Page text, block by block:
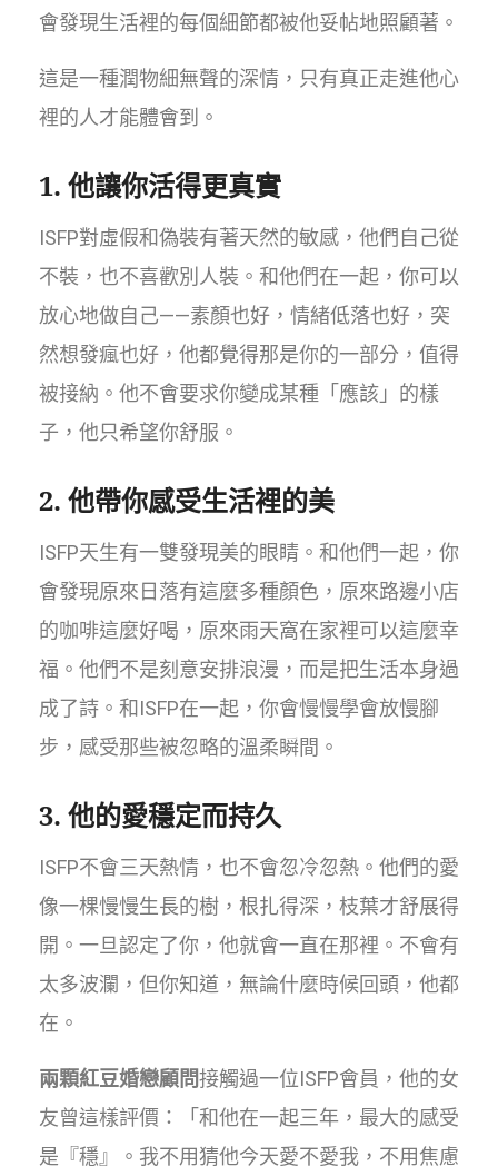
會發現生活裡的每個細節都被他妥帖地照顧著。
這是一種潤物細無聲的深情，只有真正走進他心
裡的人才能體會到。
1. 他讓你活得更真實
ISFP對虛假和偽裝有著天然的敏感，他們自己從
不裝，也不喜歡別人裝。和他們在一起，你可以
放心地做自己——素顏也好，情緒低落也好，突
然想發瘋也好，他都覺得那是你的一部分，值得
被接納。他不會要求你變成某種「應該」的樣
子，他只希望你舒服。
2. 他帶你感受生活裡的美
ISFP天生有一雙發現美的眼睛。和他們一起，你
會發現原來日落有這麼多種顏色，原來路邊小店
的咖啡這麼好喝，原來雨天窩在家裡可以這麼幸
福。他們不是刻意安排浪漫，而是把生活本身過
成了詩。和ISFP在一起，你會慢慢學會放慢腳
步，感受那些被忽略的溫柔瞬間。
3. 他的愛穩定而持久
ISFP不會三天熱情，也不會忽冷忽熱。他們的愛
像一棵慢慢生長的樹，根扎得深，枝葉才舒展得
開。一旦認定了你，他就會一直在那裡。不會有
太多波瀾，但你知道，無論什麼時候回頭，他都
在。
兩顆紅豆婚戀顧問接觸過一位ISFP會員，他的女
友曾這樣評價：「和他在一起三年，最大的感受
是『穩』。我不用猜他今天愛不愛我，不用焦慮